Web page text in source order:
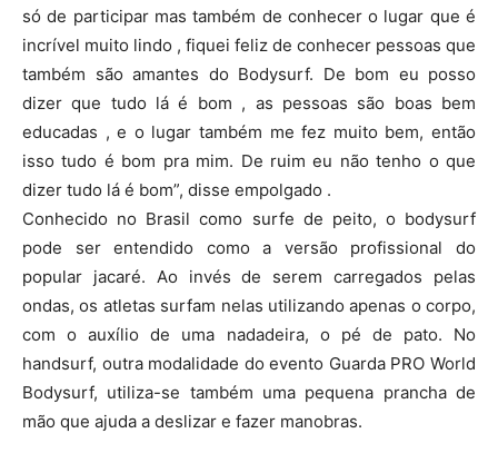
só de participar mas também de conhecer o lugar que é
incrível muito lindo , fiquei feliz de conhecer pessoas que
também são amantes do Bodysurf. De bom eu posso
dizer que tudo lá é bom , as pessoas são boas bem
educadas , e o lugar também me fez muito bem, então
isso tudo é bom pra mim. De ruim eu não tenho o que
dizer tudo lá é bom”, disse empolgado .
Conhecido no Brasil como surfe de peito, o bodysurf
pode ser entendido como a versão profissional do
popular jacaré. Ao invés de serem carregados pelas
ondas, os atletas surfam nelas utilizando apenas o corpo,
com o auxílio de uma nadadeira, o pé de pato. No
handsurf, outra modalidade do evento Guarda PRO World
Bodysurf, utiliza-se também uma pequena prancha de
mão que ajuda a deslizar e fazer manobras.